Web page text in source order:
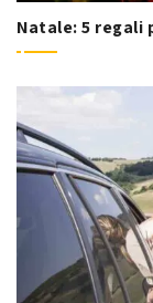
Natale: 5